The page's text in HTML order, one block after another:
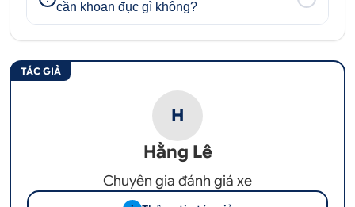
cần khoan đục gì không?
TÁC GIẢ
H
Hằng Lê
Chuyên gia đánh giá xe